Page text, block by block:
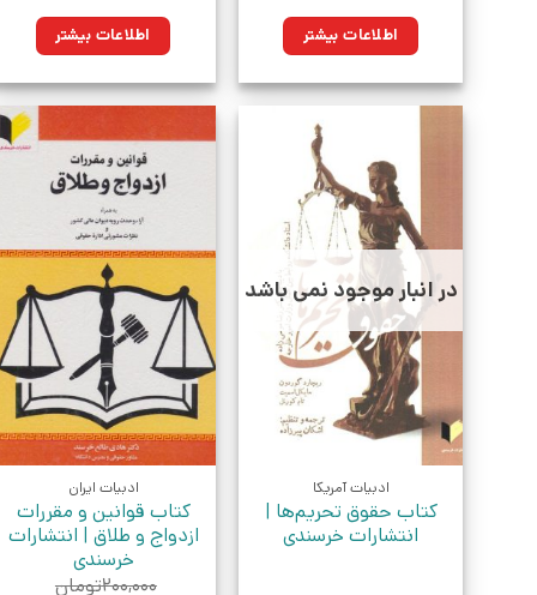
اطلاعات بیشتر اطلاعات بیشتر
در انبار موجود نمی باشد
ادبیات آمریکا
کتاب حقوق تحریم‌ها |
انتشارات خرسندی
ادبیات ایران
کتاب قوانین و مقررات
ازدواج و طلاق | انتشارات
خرسندی
۲۰۰,۰۰۰تومان